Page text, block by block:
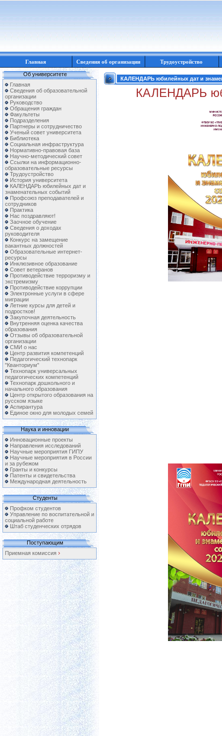
Главная Сведения об организации Трудоустройство
Об университете
Главная
Сведения об образовательной
организации
Руководство
Обращения граждан
Факультеты
Подразделения
Партнеры и сотрудничество
Ученый совет университета
Библиотека
Социальная инфраструктура
Нормативно-правовая база
Научно-методический совет
Ссылки на информационно-
образовательные ресурсы
Трудоустройство
История университета
КАЛЕНДАРЬ юбилейных дат и
знаменательных событий
Профсоюз преподавателей и
сотрудников
Практика
Нас поздравляют!
Заочное обучение
Сведения о доходах
руководителя
Конкурс на замещение
вакантных должностей
Образовательные интернет-
ресурсы
Инклюзивное образование
Совет ветеранов
Противодействие терроризму и
экстремизму
Противодействие коррупции
Электронные услуги в сфере
миграции
Летние курсы для детей и
подростков!
Закупочная деятельность
Внутренняя оценка качества
образования
Отзывы об образовательной
организации
СМИ о нас
Центр развития компетенций
Педагогический технопарк
"Кванториум"
Технопарк универсальных
педагогических компетенций
Технопарк дошкольного и
начального образования
Центр открытого образования на
русском языке
Аспирантура
Единое окно для молодых семей
Наука и инновации
Инновационные проекты
Направления исследований
Научные мероприятия ГИПУ
Научные мероприятия в России
и за рубежом
Гранты и конкурсы
Патенты и свидетельства
Международная деятельность
Студенты
Профком студентов
Управление по воспитательной и
социальной работе
Штаб студенческих отрядов
Поступающим
Приемная комиссия
КАЛЕНДАРЬ юбилейных дат и
КАЛЕНДАРЬ